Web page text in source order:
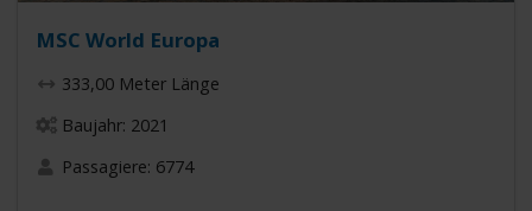
MSC World Europa
333,00 Meter Länge
Baujahr: 2021
Passagiere: 6774